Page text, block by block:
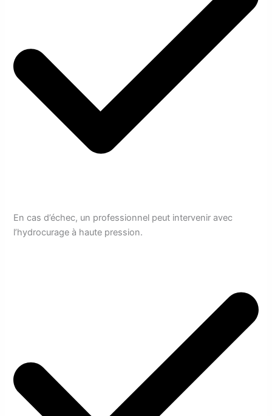
En cas d’échec, un professionnel peut intervenir avec
l’hydrocurage à haute pression.